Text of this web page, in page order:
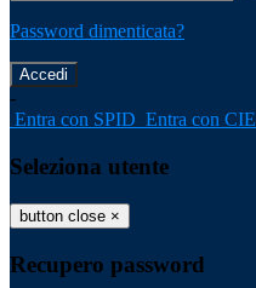
Password dimenticata?
-
Entra con SPID Entra con CIE
Seleziona utente
button close ×
Recupero password